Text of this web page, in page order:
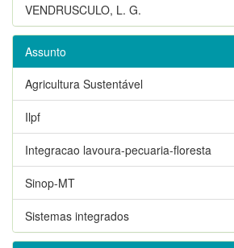
VENDRUSCULO, L. G.
Assunto
Agricultura Sustentável
Ilpf
Integracao lavoura-pecuaria-floresta
Sinop-MT
Sistemas integrados